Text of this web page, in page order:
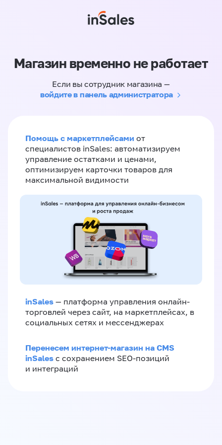
Магазин временно не работает
Если вы сотрудник магазина —
войдите в панель администратора
Помощь с маркетплейсами от
специалистов inSales: автоматизируем
управление остатками и ценами,
оптимизируем карточки товаров для
максимальной видимости
inSales — платформа управления онлайн-
торговлей через сайт, на маркетплейсах, в
социальных сетях и мессенджерах
Перенесем интернет-магазин на CMS
inSales с сохранением SEO-позиций
и интеграций